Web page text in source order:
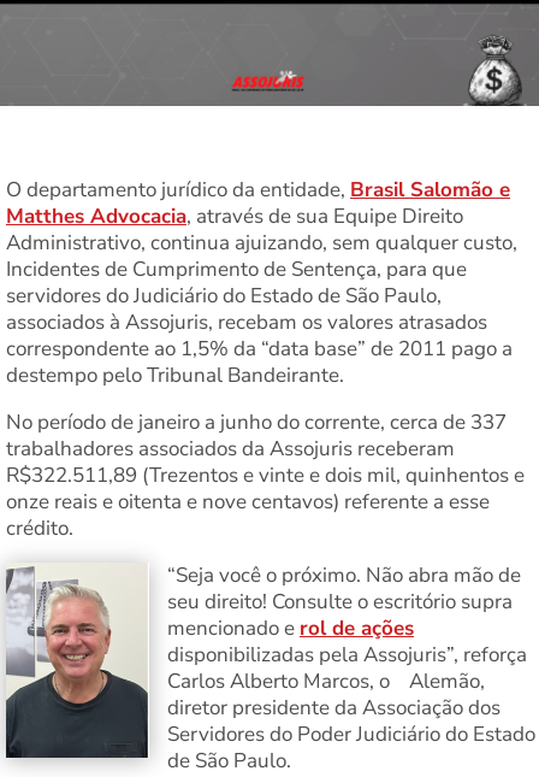
O departamento jurídico da entidade, Brasil Salomão e
Matthes Advocacia, através de sua Equipe Direito
Administrativo, continua ajuizando, sem qualquer custo,
Incidentes de Cumprimento de Sentença, para que
servidores do Judiciário do Estado de São Paulo,
associados à Assojuris, recebam os valores atrasados
correspondente ao 1,5% da “data base” de 2011 pago a
destempo pelo Tribunal Bandeirante.
No período de janeiro a junho do corrente, cerca de 337
trabalhadores associados da Assojuris receberam
R$322.511,89 (Trezentos e vinte e dois mil, quinhentos e
onze reais e oitenta e nove centavos) referente a esse
crédito.
“Seja você o próximo. Não abra mão de
seu direito! Consulte o escritório supra
mencionado e rol de ações
disponibilizadas pela Assojuris”, reforça
Carlos Alberto Marcos, o Alemão,
diretor presidente da Associação dos
Servidores do Poder Judiciário do Estado
de São Paulo.